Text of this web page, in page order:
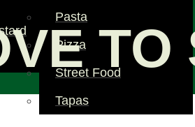
Pasta
Pizza
Street Food
Tapas
TO